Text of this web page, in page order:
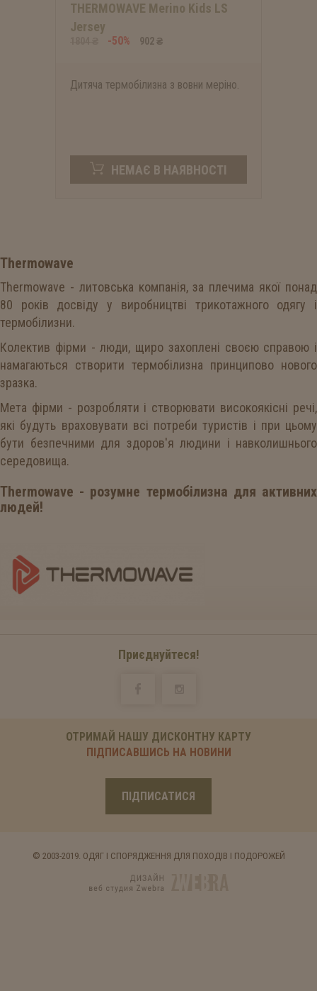
THERMOWAVE Merino Kids LS
Jersey
-50% 902 ₴
Дитяча термобілизна з вовни меріно.
НЕМАЄ В НАЯВНОСТІ
Thermowave
Thermowave - литовська компанія, за плечима якої понад
80 років досвіду у виробництві трикотажного одягу і
термобілизни.
Колектив фірми - люди, щиро захоплені своєю справою і
намагаються створити термобілизна принципово нового
зразка.
Мета фірми - розробляти і створювати високоякісні речі,
які будуть враховувати всі потреби туристів і при цьому
бути безпечними для здоров'я людини і навколишнього
середовища.
Thermowave - розумне термобілизна для активних
людей!
Приєднуйтеся!
ОТРИМАЙ НАШУ ДИСКОНТНУ КАРТУ
ПІДПИСАВШИСЬ НА НОВИНИ
ПІДПИСАТИСЯ
© 2003-2019. ОДЯГ І СПОРЯДЖЕННЯ ДЛЯ ПОХОДІВ І ПОДОРОЖЕЙ